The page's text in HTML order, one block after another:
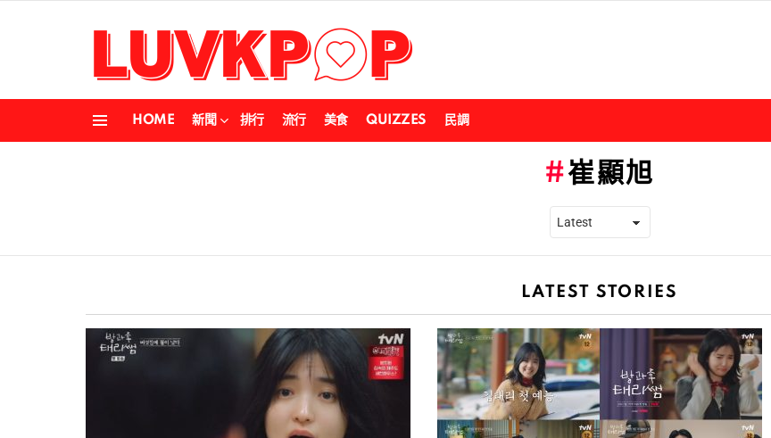
HOME 新聞 排行 流行 美食 QUIZZES 民調
崔顯旭
LATEST STORIES